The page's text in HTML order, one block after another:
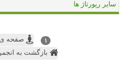
سایر رپورتاژ ها
۱
صفحه ی
بازگشت به